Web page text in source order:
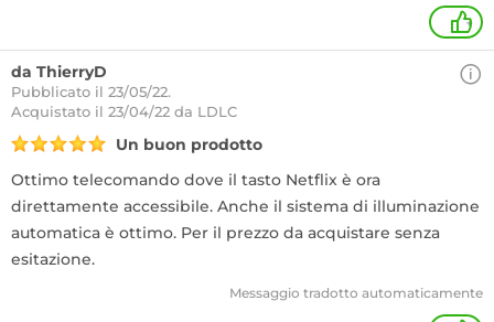
+
da ThierryD
Pubblicato il 23/05/22.
Acquistato il 23/04/22 da LDLC
Un buon prodotto
Ottimo telecomando dove il tasto Netflix è ora
direttamente accessibile. Anche il sistema di illuminazione
automatica è ottimo. Per il prezzo da acquistare senza
esitazione.
Messaggio tradotto automaticamente